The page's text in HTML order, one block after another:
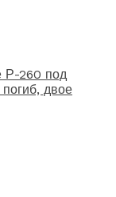
Р-260 под
двое